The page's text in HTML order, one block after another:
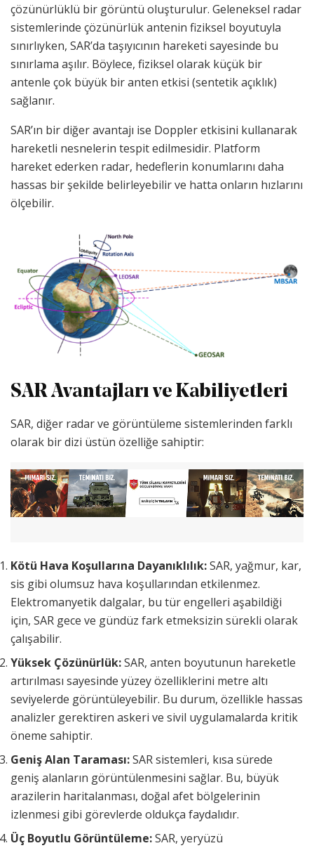
çözünürlüklü bir görüntü oluşturulur. Geleneksel radar
sistemlerinde çözünürlük antenin fiziksel boyutuyla
sınırlıyken, SAR’da taşıyıcının hareketi sayesinde bu
sınırlama aşılır. Böylece, fiziksel olarak küçük bir
antenle çok büyük bir anten etkisi (sentetik açıklık)
sağlanır.
SAR’ın bir diğer avantajı ise Doppler etkisini kullanarak
hareketli nesnelerin tespit edilmesidir. Platform
hareket ederken radar, hedeflerin konumlarını daha
hassas bir şekilde belirleyebilir ve hatta onların hızlarını
ölçebilir.
SAR Avantajları ve Kabiliyetleri
SAR, diğer radar ve görüntüleme sistemlerinden farklı
olarak bir dizi üstün özelliğe sahiptir:
Kötü Hava Koşullarına Dayanıklılık:SAR, yağmur, kar,
sis gibi olumsuz hava koşullarından etkilenmez.
Elektromanyetik dalgalar, bu tür engelleri aşabildiği
için, SAR gece ve gündüz fark etmeksizin sürekli olarak
çalışabilir.
Yüksek Çözünürlük:SAR, anten boyutunun hareketle
artırılması sayesinde yüzey özelliklerini metre altı
seviyelerde görüntüleyebilir. Bu durum, özellikle hassas
analizler gerektiren askeri ve sivil uygulamalarda kritik
öneme sahiptir.
Geniş Alan Taraması:SAR sistemleri, kısa sürede
geniş alanların görüntülenmesini sağlar. Bu, büyük
arazilerin haritalanması, doğal afet bölgelerinin
izlenmesi gibi görevlerde oldukça faydalıdır.
Üç Boyutlu Görüntüleme:SAR, yeryüzü